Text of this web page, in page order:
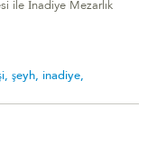
ile İnadiye Mezarlık
şeyh, inadiye,